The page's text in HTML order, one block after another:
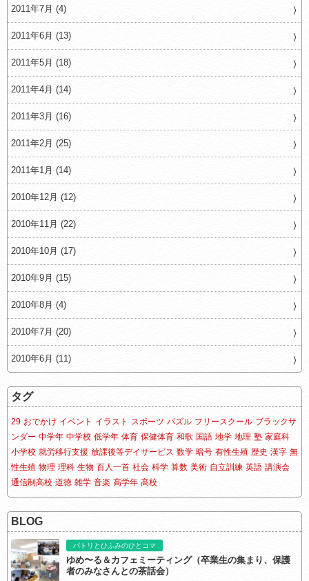
2011年7月 (4)
2011年6月 (13)
2011年5月 (18)
2011年4月 (14)
2011年3月 (16)
2011年2月 (25)
2011年1月 (14)
2010年12月 (12)
2010年11月 (22)
2010年10月 (17)
2010年9月 (15)
2010年8月 (4)
2010年7月 (20)
2010年6月 (11)
タグ
29 おでかけ イベント イラスト スポーツ パズル フリースクール ブラックサ
ンダー 中学年 中学校 低学年 体育 保健体育 和歌 国語 地学 地理 塾 家庭科
小学校 就労移行支援 放課後等デイサービス 数学 暗号 有性生殖 歴史 漢字 無
性生殖 物理 理科 生物 百人一首 社会 科学 算数 美術 自立訓練 英語 講演会
通信制高校 道徳 雑学 音楽 高学年 高校
BLOG
パトリとひふみのひとコマ
ゆめ〜る＆カフェミーティング（卒業生の集まり、保護
者のみなさんとの茶話会）